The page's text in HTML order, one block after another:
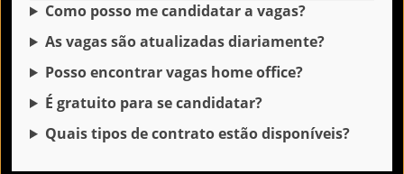
Como posso me candidatar a vagas?
As vagas são atualizadas diariamente?
Posso encontrar vagas home office?
É gratuito para se candidatar?
Quais tipos de contrato estão disponíveis?